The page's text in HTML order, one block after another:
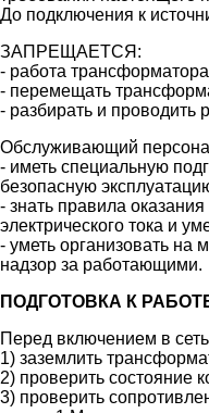
До подключения к
ЗАПРЕЩАЕТСЯ:
- работа
- перемещать
- разбирать и проводить
Обслуживающий
- иметь специальную
безопасную
- знать правила
электрического тока и
- уметь организовать на
надзор за работающими.
ПОДГОТОВКА К
Перед включением в
1) заземлить
2) проверить состояние
3) проверить